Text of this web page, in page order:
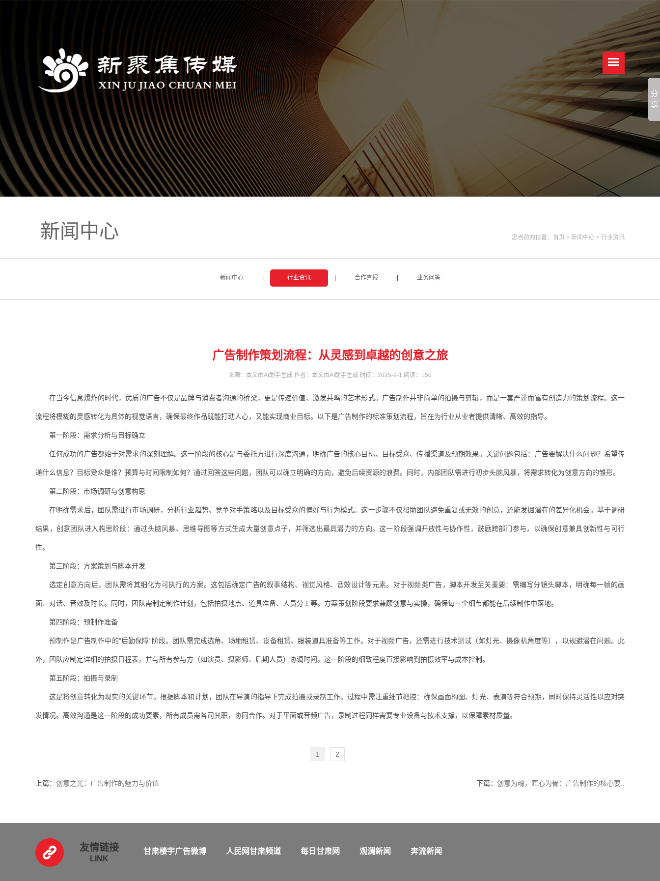
新闻中心 您当前的位置： 首页 > 新闻中心 > 行业资讯
新闻中心 行业资讯 合作喜报 业务问答
广告制作策划流程：从灵感到卓越的创意之旅
来源：本文由AI助手生成 作者：本文由AI助手生成 时间：2025-9-1 阅读： 150
在当今信息爆炸的时代，优质的广告不仅是品牌与消费者沟通的桥梁，更是传递价值、激发共鸣的艺术形式。广告制作并非简单的拍摄与剪辑，而是一套严谨而富有创造力的策划流程。这一
流程将模糊的灵感转化为具体的视觉语言，确保最终作品既能打动人心，又能实现商业目标。以下是广告制作的标准策划流程，旨在为行业从业者提供清晰、高效的指导。
第一阶段：需求分析与目标确立
任何成功的广告都始于对需求的深刻理解。这一阶段的核心是与委托方进行深度沟通，明确广告的核心目标、目标受众、传播渠道及预期效果。关键问题包括：广告要解决什么问题？希望传
递什么信息？目标受众是谁？预算与时间限制如何？通过回答这些问题，团队可以确立明确的方向，避免后续资源的浪费。同时，内部团队需进行初步头脑风暴，将需求转化为创意方向的雏形。
第二阶段：市场调研与创意构思
在明确需求后，团队需进行市场调研，分析行业趋势、竞争对手策略以及目标受众的偏好与行为模式。这一步骤不仅帮助团队避免重复或无效的创意，还能发掘潜在的差异化机会。基于调研
结果，创意团队进入构思阶段：通过头脑风暴、思维导图等方式生成大量创意点子，并筛选出最具潜力的方向。这一阶段强调开放性与协作性，鼓励跨部门参与，以确保创意兼具创新性与可行
性。
第三阶段：方案策划与脚本开发
选定创意方向后，团队需将其细化为可执行的方案。这包括确定广告的叙事结构、视觉风格、音效设计等元素。对于视频类广告，脚本开发至关重要：需编写分镜头脚本，明确每一帧的画
面、对话、音效及时长。同时，团队需制定制作计划，包括拍摄地点、道具准备、人员分工等。方案策划阶段要求兼顾创意与实操，确保每一个细节都能在后续制作中落地。
第四阶段：预制作准备
预制作是广告制作中的“后勤保障”阶段。团队需完成选角、场地租赁、设备租赁、服装道具准备等工作。对于视频广告，还需进行技术测试（如灯光、摄像机角度等），以规避潜在问题。此
外，团队应制定详细的拍摄日程表，并与所有参与方（如演员、摄影师、后期人员）协调时间。这一阶段的细致程度直接影响到拍摄效率与成本控制。
第五阶段：拍摄与录制
这是将创意转化为现实的关键环节。根据脚本和计划，团队在导演的指导下完成拍摄或录制工作。过程中需注重细节把控：确保画面构图、灯光、表演等符合预期，同时保持灵活性以应对突
发情况。高效沟通是这一阶段的成功要素，所有成员需各司其职，协同合作。对于平面或音频广告，录制过程同样需要专业设备与技术支撑，以保障素材质量。
1 2
上篇： 创意之光：广告制作的魅力与价值 下篇： 创意为魂，匠心为骨：广告制作的核心要..
友情链接
LINK
甘肃楼宇广告微博 人民网甘肃频道 每日甘肃网 观澜新闻 奔流新闻